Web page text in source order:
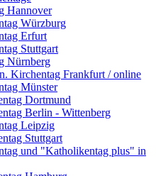
Hannover
Würzburg
Erfurt
Stuttgart
Nürnberg
Kirchentag Frankfurt / online
Münster
Dortmund
Berlin - Wittenberg
Leipzig
Stuttgart
und "Katholikentag plus" in